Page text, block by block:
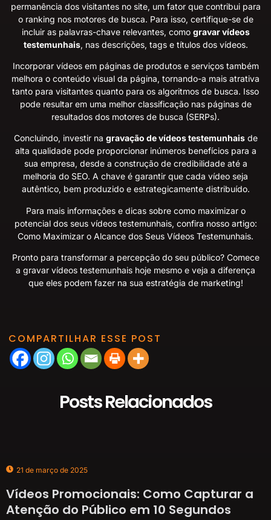
permanência dos visitantes no site, um fator que contribui para
o ranking nos motores de busca. Para isso, certifique-se de
incluir as palavras-chave relevantes, como gravar vídeos
testemunhais, nas descrições, tags e títulos dos vídeos.
Incorporar vídeos em páginas de produtos e serviços também
melhora o conteúdo visual da página, tornando-a mais atrativa
tanto para visitantes quanto para os algoritmos de busca. Isso
pode resultar em uma melhor classificação nas páginas de
resultados dos motores de busca (SERPs).
Concluindo, investir na gravação de vídeos testemunhaisde
alta qualidade pode proporcionar inúmeros benefícios para a
sua empresa, desde a construção de credibilidade até a
melhoria do SEO. A chave é garantir que cada vídeo seja
autêntico, bem produzido e estrategicamente distribuído.
Para mais informações e dicas sobre como maximizar o
potencial dos seus vídeos testemunhais, confira nosso artigo:
Como Maximizar o Alcance dos Seus Vídeos Testemunhais.
Pronto para transformar a percepção do seu público? Comece
a gravar vídeos testemunhais hoje mesmo e veja a diferença
que eles podem fazer na sua estratégia de marketing!
COMPARTILHAR ESSE POST
Posts Relacionados
21 de março de 2025
Vídeos Promocionais: Como Capturar a
Atenção do Público em 10 Segundos